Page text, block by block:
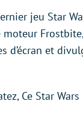
jeu Star
d’écran et
Ce Star